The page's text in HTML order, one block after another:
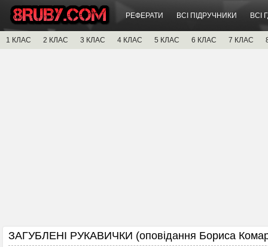
РЕФЕРАТИ ВСІ ПІДРУЧНИКИ ВСІ
1 КЛАС 2 КЛАС 3 КЛАС 4 КЛАС 5 КЛАС 6 КЛАС 7 КЛАС
ЗАГУБЛЕНІ РУКАВИЧКИ (оповідання Бориса